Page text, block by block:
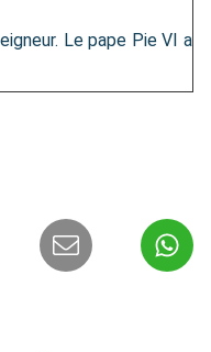
Le pape Pie VI a